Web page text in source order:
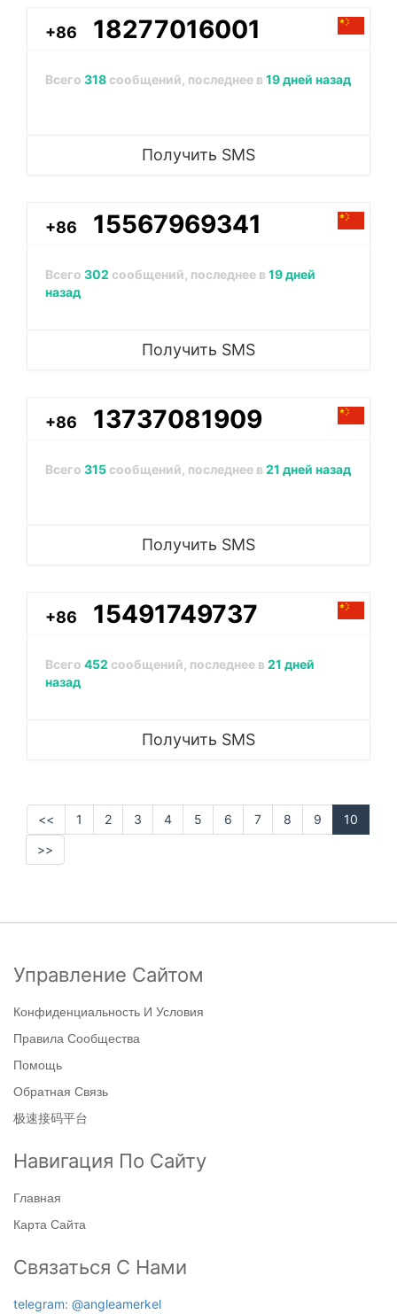
+86 18277016001
Всего 318 сообщений, последнее в19 дней назад
Получить SMS
+86 15567969341
Всего 302 сообщений, последнее в19 дней
назад
Получить SMS
+86 13737081909
Всего 315 сообщений, последнее в21 дней назад
Получить SMS
+86 15491749737
Всего 452 сообщений, последнее в21 дней
назад
Получить SMS
<< 1 2 3 4 5 6 7 8 9
10
>>
Управление Сайтом
Конфиденциальность И Условия
Правила Сообщества
Помощь
Обратная Связь
极速接码平台
Навигация По Сайту
Главная
Карта Сайта
Связаться С Нами
telegram: @angleamerkel